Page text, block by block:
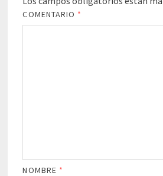
COMENTARIO *
NOMBRE *